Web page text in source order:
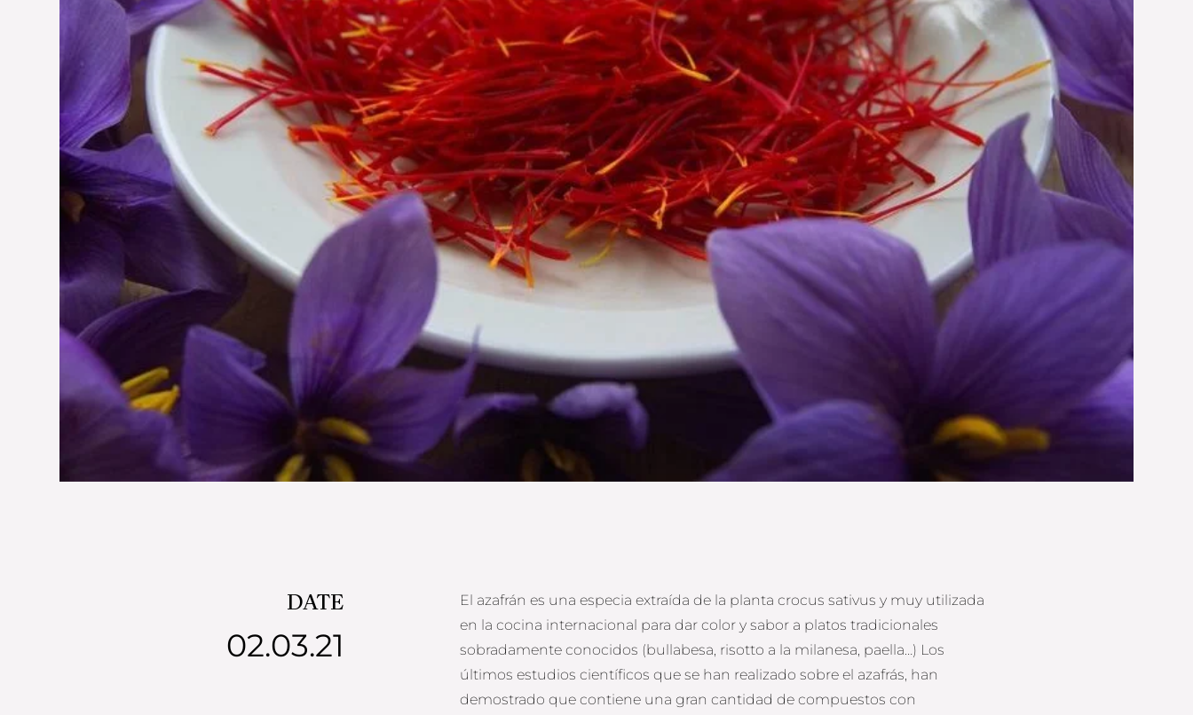
DATE
02.03.21
El azafrán es una especia extraída de la planta crocus sativus y muy utilizada
en la cocina internacional para dar color y sabor a platos tradicionales
sobradamente conocidos (bullabesa, risotto a la milanesa, paella…) Los
últimos estudios científicos que se han realizado sobre el azafrás, han
demostrado que contiene una gran cantidad de compuestos con